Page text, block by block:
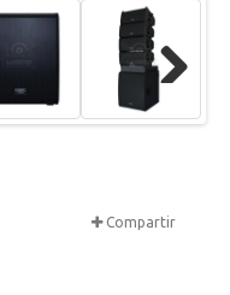
Next
Compartir